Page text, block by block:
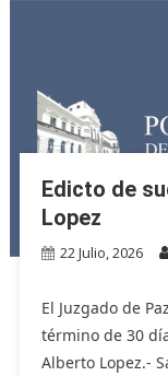
Edicto de
Lopez
22 Julio, 2026
El Juzgado de
término de 30
Alberto Lopez.-